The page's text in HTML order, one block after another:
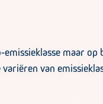
maar op
van